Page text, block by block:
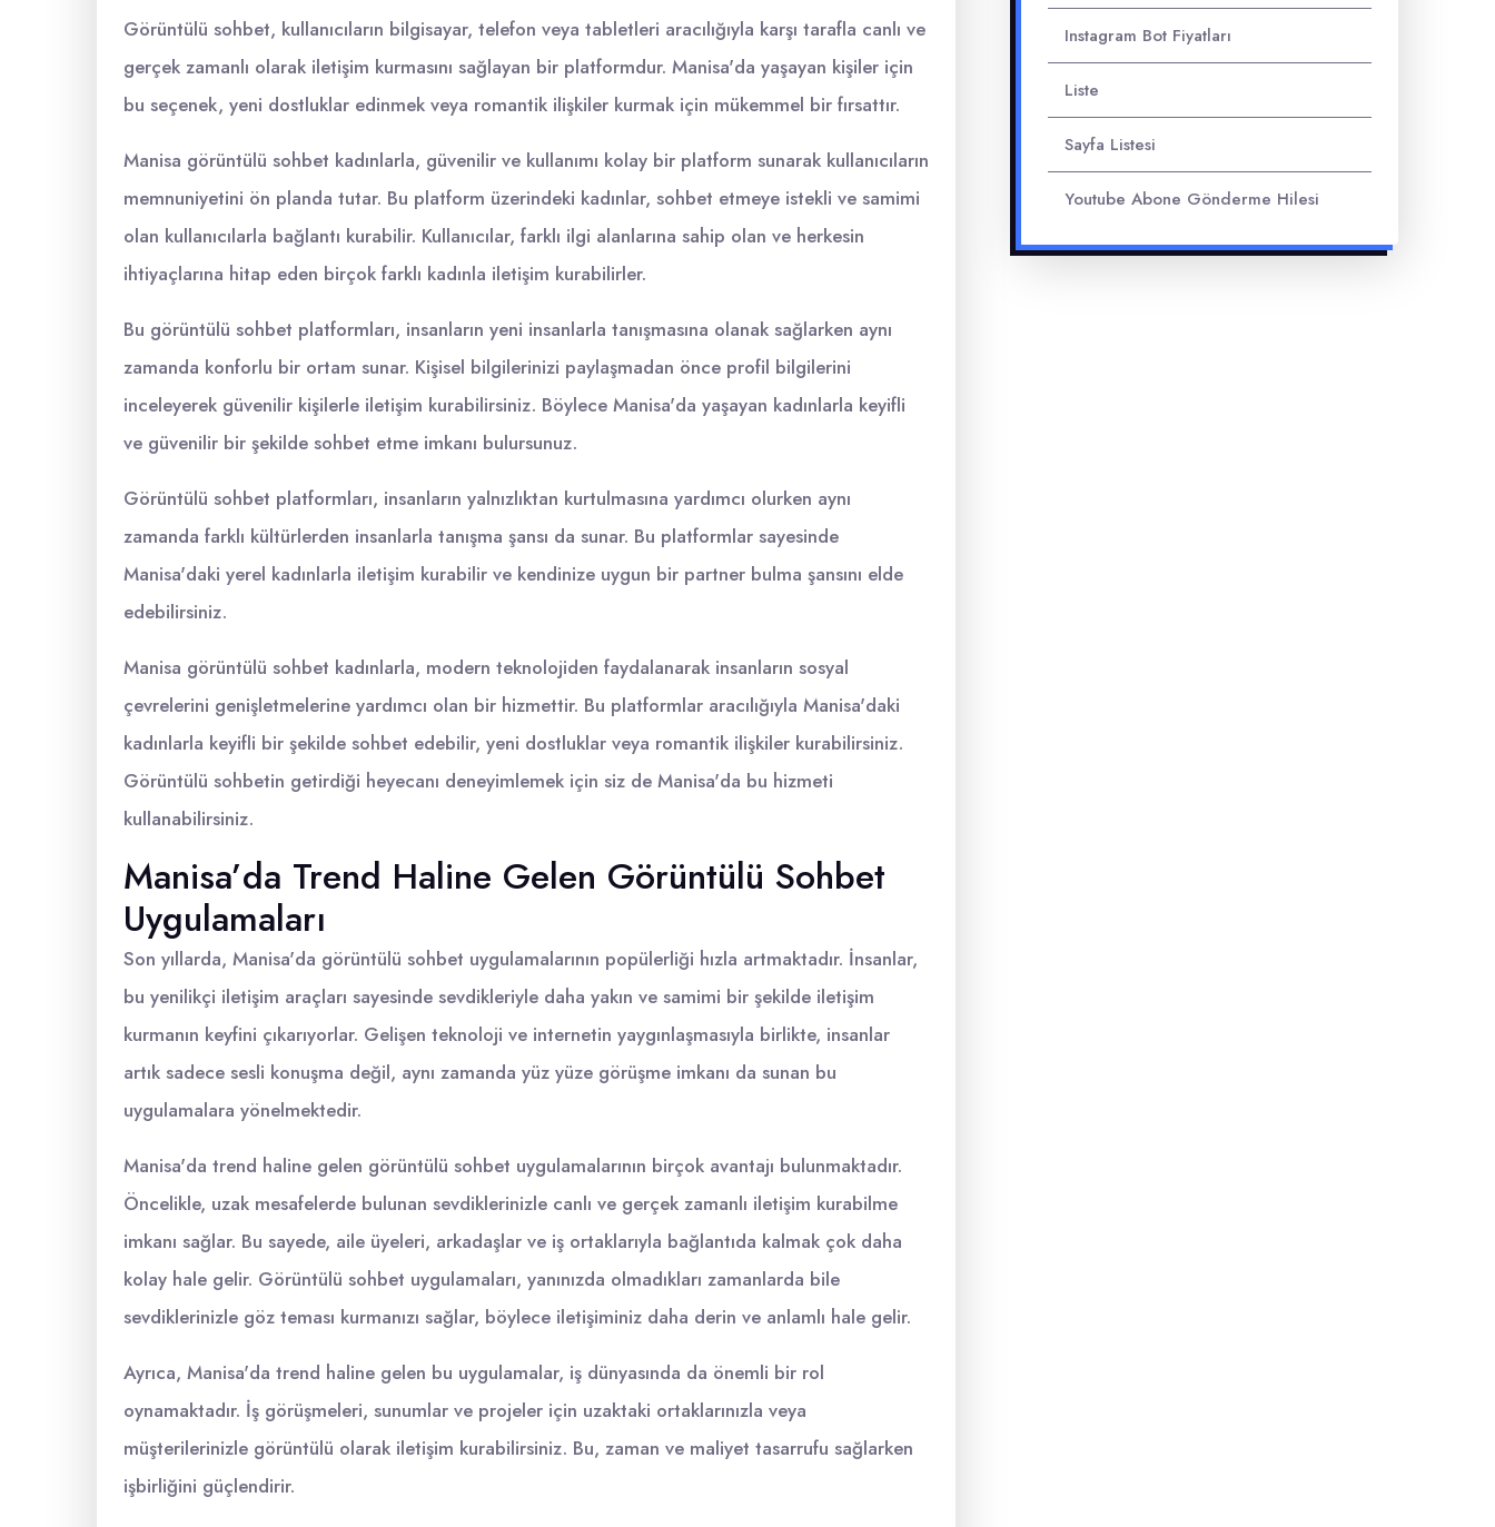
Görüntülü sohbet, kullanıcıların bilgisayar, telefon veya tabletleri aracılığıyla karşı tarafla canlı ve
gerçek zamanlı olarak iletişim kurmasını sağlayan bir platformdur. Manisa'da yaşayan kişiler için
bu seçenek, yeni dostluklar edinmek veya romantik ilişkiler kurmak için mükemmel bir fırsattır.
Manisa görüntülü sohbet kadınlarla, güvenilir ve kullanımı kolay bir platform sunarak kullanıcıların
memnuniyetini ön planda tutar. Bu platform üzerindeki kadınlar, sohbet etmeye istekli ve samimi
olan kullanıcılarla bağlantı kurabilir. Kullanıcılar, farklı ilgi alanlarına sahip olan ve herkesin
ihtiyaçlarına hitap eden birçok farklı kadınla iletişim kurabilirler.
Bu görüntülü sohbet platformları, insanların yeni insanlarla tanışmasına olanak sağlarken aynı
zamanda konforlu bir ortam sunar. Kişisel bilgilerinizi paylaşmadan önce profil bilgilerini
inceleyerek güvenilir kişilerle iletişim kurabilirsiniz. Böylece Manisa'da yaşayan kadınlarla keyifli
ve güvenilir bir şekilde sohbet etme imkanı bulursunuz.
Görüntülü sohbet platformları, insanların yalnızlıktan kurtulmasına yardımcı olurken aynı
zamanda farklı kültürlerden insanlarla tanışma şansı da sunar. Bu platformlar sayesinde
Manisa'daki yerel kadınlarla iletişim kurabilir ve kendinize uygun bir partner bulma şansını elde
edebilirsiniz.
Manisa görüntülü sohbet kadınlarla, modern teknolojiden faydalanarak insanların sosyal
çevrelerini genişletmelerine yardımcı olan bir hizmettir. Bu platformlar aracılığıyla Manisa'daki
kadınlarla keyifli bir şekilde sohbet edebilir, yeni dostluklar veya romantik ilişkiler kurabilirsiniz.
Görüntülü sohbetin getirdiği heyecanı deneyimlemek için siz de Manisa'da bu hizmeti
kullanabilirsiniz.
Manisa’da Trend Haline Gelen Görüntülü Sohbet
Uygulamaları
Son yıllarda, Manisa'da görüntülü sohbet uygulamalarının popülerliği hızla artmaktadır. İnsanlar,
bu yenilikçi iletişim araçları sayesinde sevdikleriyle daha yakın ve samimi bir şekilde iletişim
kurmanın keyfini çıkarıyorlar. Gelişen teknoloji ve internetin yaygınlaşmasıyla birlikte, insanlar
artık sadece sesli konuşma değil, aynı zamanda yüz yüze görüşme imkanı da sunan bu
uygulamalara yönelmektedir.
Manisa'da trend haline gelen görüntülü sohbet uygulamalarının birçok avantajı bulunmaktadır.
Öncelikle, uzak mesafelerde bulunan sevdiklerinizle canlı ve gerçek zamanlı iletişim kurabilme
imkanı sağlar. Bu sayede, aile üyeleri, arkadaşlar ve iş ortaklarıyla bağlantıda kalmak çok daha
kolay hale gelir. Görüntülü sohbet uygulamaları, yanınızda olmadıkları zamanlarda bile
sevdiklerinizle göz teması kurmanızı sağlar, böylece iletişiminiz daha derin ve anlamlı hale gelir.
Ayrıca, Manisa'da trend haline gelen bu uygulamalar, iş dünyasında da önemli bir rol
oynamaktadır. İş görüşmeleri, sunumlar ve projeler için uzaktaki ortaklarınızla veya
müşterilerinizle görüntülü olarak iletişim kurabilirsiniz. Bu, zaman ve maliyet tasarrufu sağlarken
işbirliğini güçlendirir.
Instagram Bot Fiyatları
Liste
Sayfa Listesi
Youtube Abone Gönderme Hilesi